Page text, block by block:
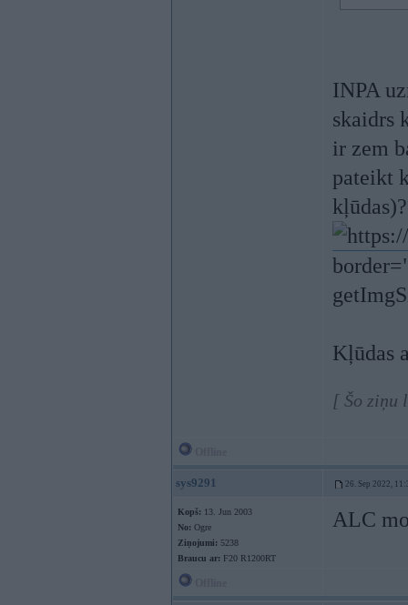
INPA
skaidrs
ir zem
pateikt
kļūdas)?
Kļūdas
[ Šo ziņu
sys9291 26. Sep 2022,
Kopš: 13. Jun 2003
No: Ogre
Ziņojumi: 5238
Braucu ar: F20 R1200RT
ALC